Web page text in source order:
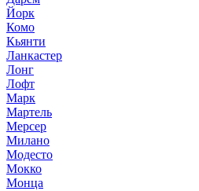
Йорк
Комо
Кьянти
Ланкастер
Лонг
Лофт
Марк
Мартель
Мерсер
Милано
Модесто
Мокко
Монца